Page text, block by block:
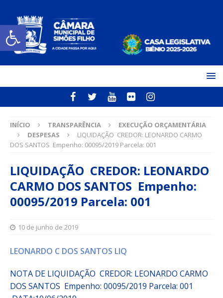
Open toolbar
INÍCIO TRANSPARÊNCIA
EXECUÇÃO ORÇAMENTÁRIA
DESPESAS
LIQUIDAÇÃO CREDOR: LEONARDO CARMO
DOS SANTOS Empenho: 00095/2019 Parcela: 001
LIQUIDAÇÃO CREDOR: LEONARDO
CARMO DOS SANTOS Empenho:
00095/2019 Parcela: 001
10 de junho de 2019
LEONARDO C DOS SANTOS LIQ
NOTA DE LIQUIDAÇÃO CREDOR: LEONARDO CARMO
DOS SANTOS Empenho: 00095/2019 Parcela: 001